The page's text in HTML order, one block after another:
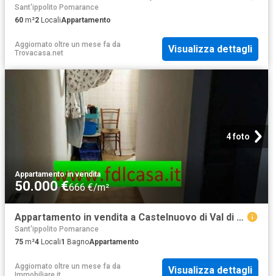
Sant'ippolito Pomarance
60 m²2 LocaliAppartamento
Aggiornato oltre un mese fa da
Trovacasa.net
Visualizza dettagli
4 foto
Appartamento·in vendita
50.000 €666 €/m²
Appartamento in vendita a Castelnuovo di Val di Cecina PI
Sant'ippolito Pomarance
75 m²4 Locali1 BagnoAppartamento
Aggiornato oltre un mese fa da
Visualizza dettagli